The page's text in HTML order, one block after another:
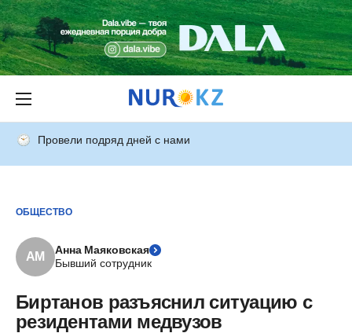
Провели подряд дней с нами
ОБЩЕСТВО
АМ
Анна Маяковская
Бывший сотрудник
Биртанов разъяснил ситуацию с
резидентами медвузов